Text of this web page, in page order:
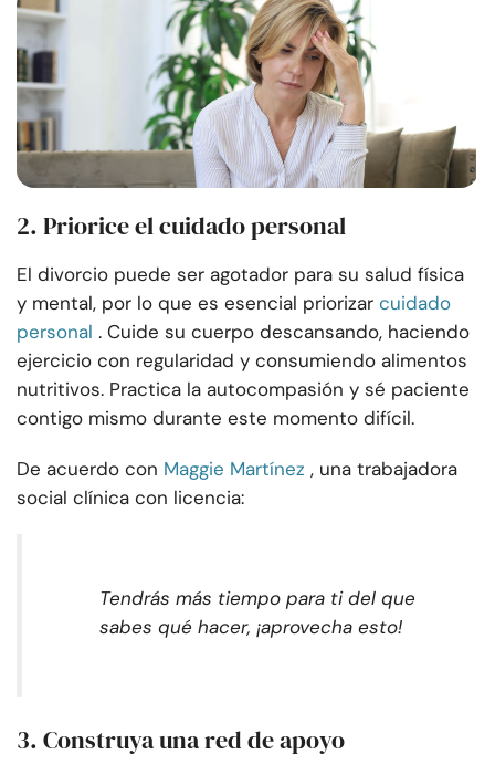
2. Priorice el cuidado personal
El divorcio puede ser agotador para su salud física
y mental, por lo que es esencial priorizar cuidado
personal . Cuide su cuerpo descansando, haciendo
ejercicio con regularidad y consumiendo alimentos
nutritivos. Practica la autocompasión y sé paciente
contigo mismo durante este momento difícil.
De acuerdo con Maggie Martínez , una trabajadora
social clínica con licencia:
Tendrás más tiempo para ti del que
sabes qué hacer, ¡aprovecha esto!
3. Construya una red de apoyo